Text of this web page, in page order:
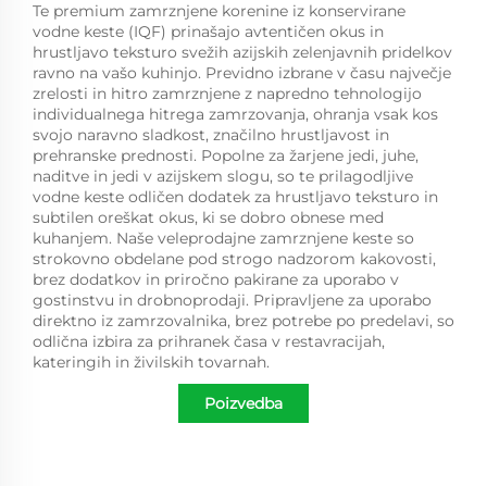
Te premium zamrznjene korenine iz konservirane
vodne keste (IQF) prinašajo avtentičen okus in
hrustljavo teksturo svežih azijskih zelenjavnih pridelkov
ravno na vašo kuhinjo. Previdno izbrane v času največje
zrelosti in hitro zamrznjene z napredno tehnologijo
individualnega hitrega zamrzovanja, ohranja vsak kos
svojo naravno sladkost, značilno hrustljavost in
prehranske prednosti. Popolne za žarjene jedi, juhe,
naditve in jedi v azijskem slogu, so te prilagodljive
vodne keste odličen dodatek za hrustljavo teksturo in
subtilen oreškat okus, ki se dobro obnese med
kuhanjem. Naše veleprodajne zamrznjene keste so
strokovno obdelane pod strogo nadzorom kakovosti,
brez dodatkov in priročno pakirane za uporabo v
gostinstvu in drobnoprodaji. Pripravljene za uporabo
direktno iz zamrzovalnika, brez potrebe po predelavi, so
odlična izbira za prihranek časa v restavracijah,
kateringih in živilskih tovarnah.
Poizvedba